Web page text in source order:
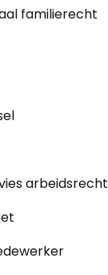
familierecht
arbeidsrecht